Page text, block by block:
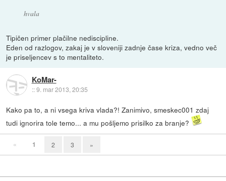
hvala
Tipičen primer plačilne nediscipline.
Eden od razlogov, zakaj je v sloveniji zadnje čase kriza, vedno več
je priseljencev s to mentaliteto.
KoMar-
::9. mar 2013, 20:35
Kako pa to, a ni vsega kriva vlada?! Zanimivo, smeskec001 zdaj
tudi ignorira tole temo... a mu pošljemo prisilko za branje?
« 1 2 3 »